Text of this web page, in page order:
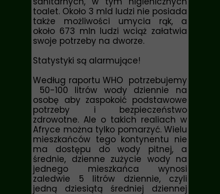
toalet. Około 3 mld ludzi nie posiada
także możliwości umycia rąk, a
około 673 mln ludzi wciąż załatwia
swoje potrzeby na dworze.
Statystyki są alarmujące!
Według raportu WHO potrzebujemy
50-100 litrów wody dziennie na
osobę aby zaspokoić podstawowe
potrzeby i bezpieczeństwo
zdrowotne. Ale o takich realiach w
Afryce można tylko pomarzyć. Wielu
mieszkańców tego kontynentu nie
ma dostępu do wody pitnej, a
średnie, dzienne zużycie wody na
jednego mieszkańca wynosi
zaledwie 5 litrów dziennie, czyli
jedną dziesiątą średniej dziennej